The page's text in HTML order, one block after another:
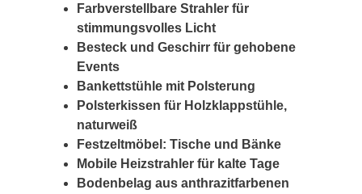
Farbverstellbare Strahler für
stimmungsvolles Licht
Besteck und Geschirr für gehobene
Events
Bankettstühle mit Polsterung
Polsterkissen für Holzklappstühle,
naturweiß
Festzeltmöbel: Tische und Bänke
Mobile Heizstrahler für kalte Tage
Bodenbelag aus anthrazitfarbenen